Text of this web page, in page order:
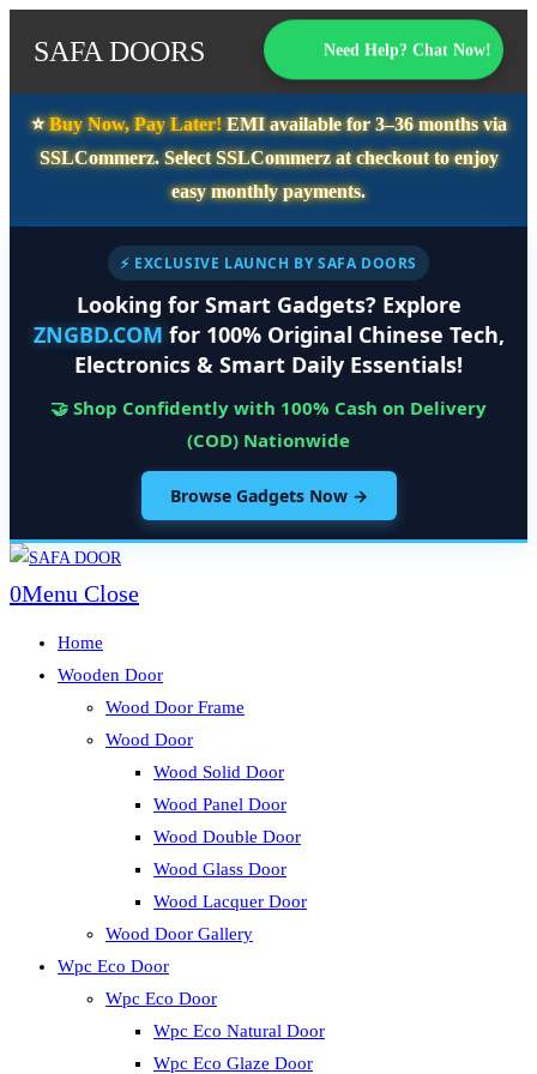
SAFA DOORS Need Help? Chat Now!
⭐️Buy Now, Pay Later!EMI available for3–36 monthsvia
SSLCommerz. SelectSSLCommerzat checkout to enjoy
easy monthly payments.
⚡ EXCLUSIVE LAUNCH BY SAFA DOORS
Looking for Smart Gadgets? Explore
ZNGBD.COM for 100% Original Chinese Tech,
Electronics & Smart Daily Essentials!
🤝 Shop Confidently with 100% Cash on Delivery
(COD) Nationwide
Browse Gadgets Now →
Skip
to
0Menu Close
Home
Wooden Door
Wood Door Frame
Wood Door
Wood Solid Door
Wood Panel Door
Wood Double Door
Wood Glass Door
Wood Lacquer Door
Wood Door Gallery
Wpc Eco Door
Wpc Eco Door
Wpc Eco Natural Door
Wpc Eco Glaze Door